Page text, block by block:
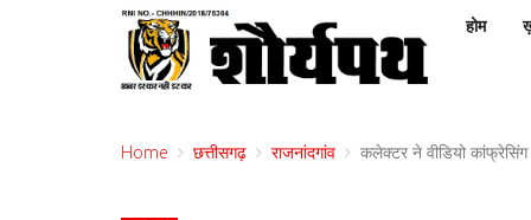
होम
Home छत्तीसगढ़ राजनांदगांव कलेक्टर ने वीडियो